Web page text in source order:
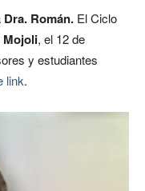
Dra. Román. El Ciclo
Mojoli, el 12 de
y estudiantes
link.